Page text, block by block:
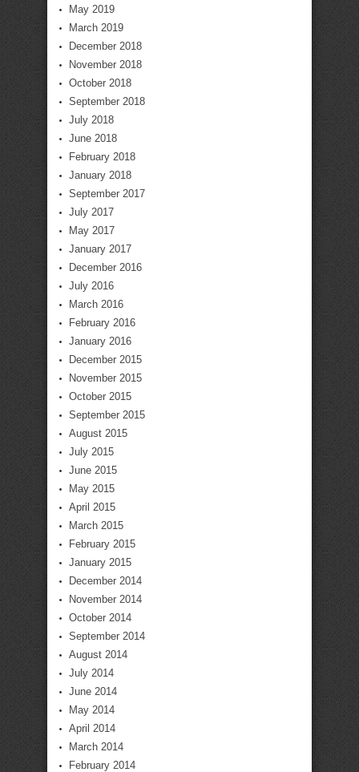
May 2019
March 2019
December 2018
November 2018
October 2018
September 2018
July 2018
June 2018
February 2018
January 2018
September 2017
July 2017
May 2017
January 2017
December 2016
July 2016
March 2016
February 2016
January 2016
December 2015
November 2015
October 2015
September 2015
August 2015
July 2015
June 2015
May 2015
April 2015
March 2015
February 2015
January 2015
December 2014
November 2014
October 2014
September 2014
August 2014
July 2014
June 2014
May 2014
April 2014
March 2014
February 2014